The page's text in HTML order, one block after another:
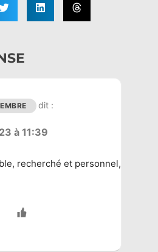
dit :
à 11:39
recherché et personnel,